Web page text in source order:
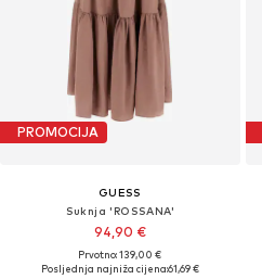
PROMOCIJA
GUESS
Suknja 'ROSSANA'
94,90 €
Prvotno: 139,00 €
Posljednja najniža cijena:61,69 €